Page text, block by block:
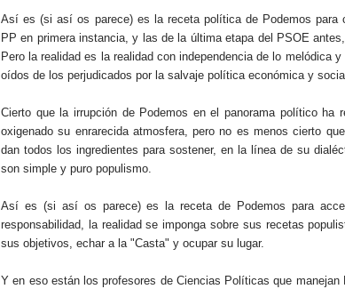
Así es (si así os parece) es la receta política de Podemos para
PP en primera instancia, y las de la última etapa del PSOE
Pero la realidad es la realidad con independencia de lo melódica
oídos de los perjudicados por la salvaje política económica y
Cierto que la irrupción de Podemos en el panorama político ha
oxigenado su enrarecida atmosfera, pero no es menos cierto
dan todos los ingredientes para sostener, en la línea de su
son simple y puro populismo.
Así es (si así os parece) es la receta de Podemos para
responsabilidad, la realidad se imponga sobre sus recetas
sus objetivos, echar a la "Casta" y ocupar su lugar.
Y en eso están los profesores de Ciencias Políticas que